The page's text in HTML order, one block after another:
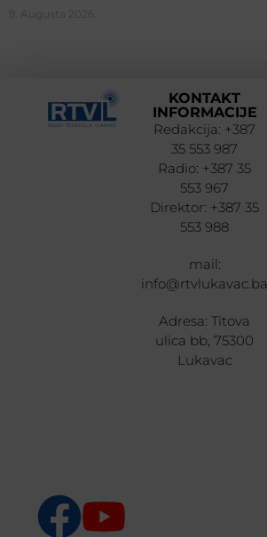
9. Augusta 2026.
KONTAKT
INFORMACIJE
Redakcija: +387
35 553 987
Radio: +387 35
553 967
Direktor: +387 35
553 988
mail:
info@rtvlukavac.ba
Adresa: Titova
ulica bb, 75300
Lukavac